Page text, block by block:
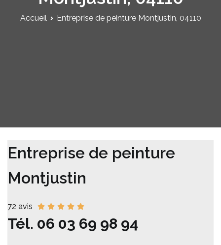
Accueil Entreprise de peinture Montjustin, 04110
Entreprise de peinture
Montjustin
72 avis
Tél. 06 03 69 98 94